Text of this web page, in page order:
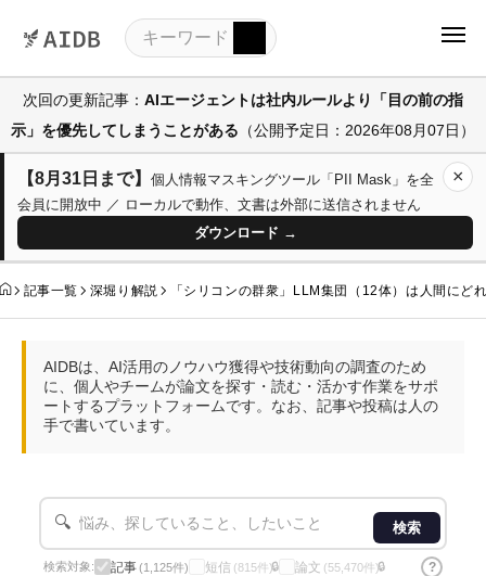
次回の更新記事： AIエージェントは社内ルールより「目の前の指
示」を優先してしまうことがある （公開予定日：2026年08月07日）
【8月31日まで】 個人情報マスキングツール「PII Mask」を全
会員に開放中 ／ ローカルで動作、文書は外部に送信されません
ダウンロード →
×
記事一覧 深堀り解説 「シリコンの群衆」LLM集団（12体）は人間にど
AIDBは、AI活用のノウハウ獲得や技術動向の調査のため
に、個人やチームが論文を探す・読む・活かす作業をサポ
ートするプラットフォームです。なお、記事や投稿は人の
手で書いています。
🔍 検索
検索対象: 記事(1,125件) 短信 (815件)🔒 論文 (55,470件)🔒 ?